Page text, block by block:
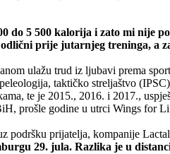
do 5 500 kalorija i zato mi nije
prije jutarnjeg treninga, a
ulažu trud iz ljubavi prema
taktičko streljaštvo
te je 2015., 2016. i 2017.,
prošle godine u utrci Wings for
podršku prijatelja, kompanije
29. jula. Razlika je u